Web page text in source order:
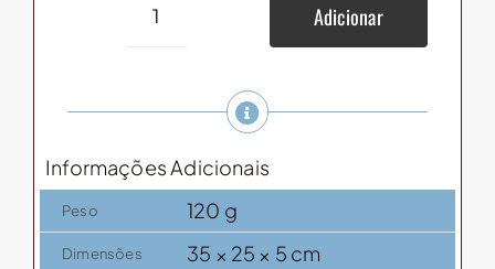
Bandeja
Couro
Adicionar
Informações Adicionais
Peso 120 g
Dimensões 35 × 25 × 5 cm